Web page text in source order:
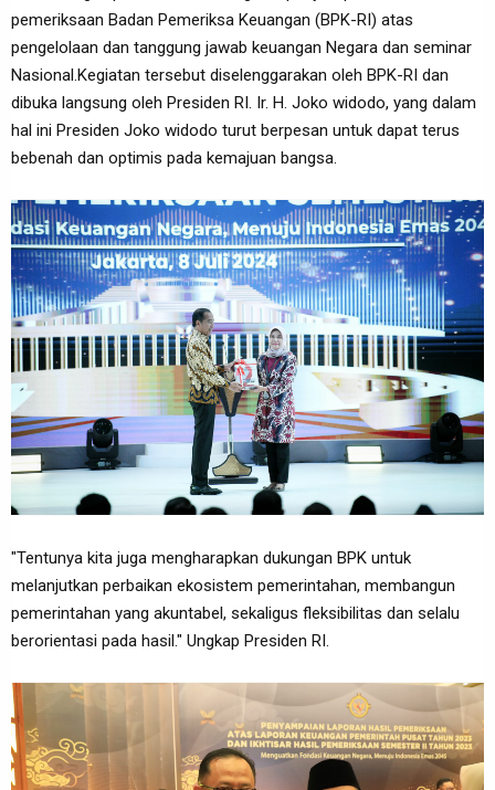
pemeriksaan Badan Pemeriksa Keuangan (BPK-RI) atas
pengelolaan dan tanggung jawab keuangan Negara dan seminar
Nasional.Kegiatan tersebut diselenggarakan oleh BPK-RI dan
dibuka langsung oleh Presiden RI. Ir. H. Joko widodo, yang dalam
hal ini Presiden Joko widodo turut berpesan untuk dapat terus
bebenah dan optimis pada kemajuan bangsa.
"Tentunya kita juga mengharapkan dukungan BPK untuk
melanjutkan perbaikan ekosistem pemerintahan, membangun
pemerintahan yang akuntabel, sekaligus fleksibilitas dan selalu
berorientasi pada hasil." Ungkap Presiden RI.